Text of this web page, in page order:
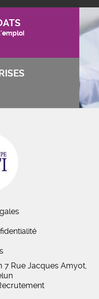
7 Rue Jacques Amyot,